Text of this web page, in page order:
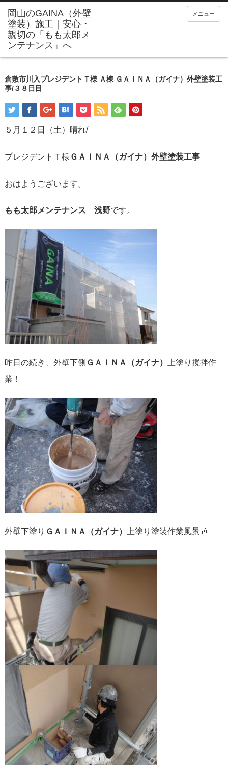
メニュー
倉敷市川入プレジデントＴ様 Ａ棟 ＧＡＩＮＡ（ガイナ）外壁塗装工
事/３８日目
５月１２日（土）晴れ/
プレジデントＴ様 ＧＡＩＮＡ（ガイナ）外壁塗装工事
おはようございます。
もも太郎メンテナンス 浅野です。
昨日の続き、外壁下側 ＧＡＩＮＡ（ガイナ）
上塗り撹拌作
業！
外壁下塗り ＧＡＩＮＡ（ガイナ） 上塗り塗装作業風景🎶